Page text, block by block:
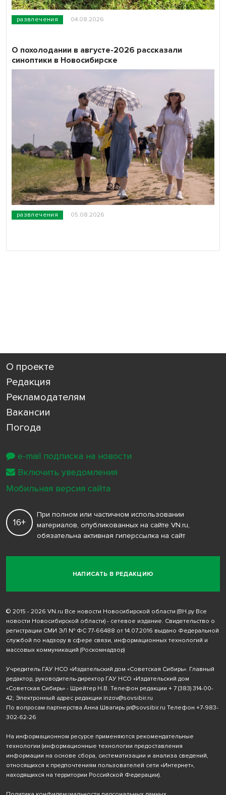
развлечения 04.08.2026
развлечения 05.08.2026
О похолодании в августе-2026 рассказали
синоптики в Новосибирске
О проекте
Редакция
Рекламодателям
Вакансии
Погода
НАПИСАТЬ В РЕДАКЦИЮ
16+
При полном или частичном использовании
материалов, опубликованных на сайте VN.ru,
обязательна активная гиперссылка на сайт
© 2015 - 2026 VN.ru Все новости Новосибирской области (ВН.ру Все
новости Новосибирской области) - сетевое издание. Свидетельство о
регистрации СМИ ЭЛ № ФС 77-66488 от 14.07.2016 выдано Федеральной
службой по надзору в сфере связи, информационных технологий и
массовых коммуникаций (Роскомнадзор)
Учредитель ГАУ НСО «Издательский дом «Советская Сибирь». Главный
редактор, руководитель-директор ГАУ НСО «Издательский дом
«Советская Сибирь» - Шрейтер Н.В. Телефон редакции + 7 (383) 314-00-
42; Электронный адрес редакции inzov@sovsibir.ru
По вопросам партнерства Анна Швагирь pr@sovsibir.ru Телефон +7-983-
302-62-26
На информационном ресурсе применяются рекомендательные
технологии (информационные технологии предоставления
информации на основе сбора, систематизации и анализа сведений,
относящихся к предпочтениям пользователей сети «Интернет»,
находящихся на территории Российской Федерации).
e-mail подписка на новости
Включить уведомления
Мобильная версия сайта